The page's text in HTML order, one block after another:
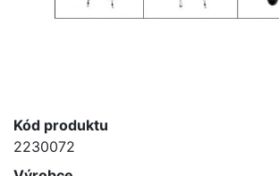
Kód produktu
2230072